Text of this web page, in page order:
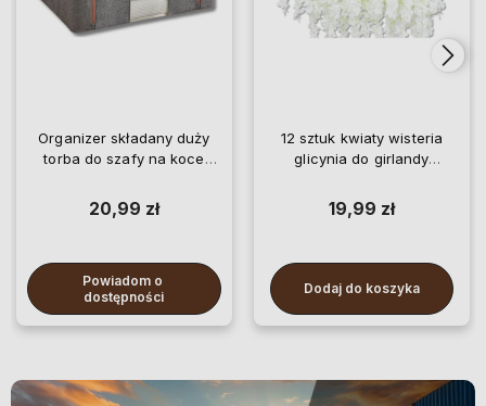
Organizer składany duży
torba do szafy na koce
20,99 zł
Powiadom o
dostępności
12 sztuk kwiaty wisteria
glicynia do girlandy
19,99 zł
Dodaj do koszyka